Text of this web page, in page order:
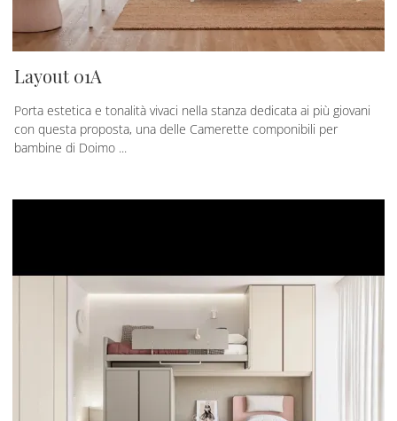
Layout 01A
Porta estetica e tonalità vivaci nella stanza dedicata ai più giovani
con questa proposta, una delle Camerette componibili per
bambine di Doimo ...